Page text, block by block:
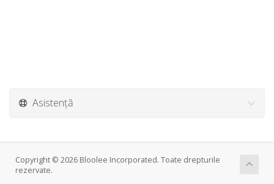
Asistență
Copyright © 2026 Bloolee Incorporated. Toate drepturile
rezervate.